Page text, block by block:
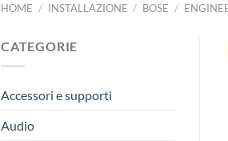
HOME / INSTALLAZIONE / BOSE /
CATEGORIE
Accessori e supporti
Audio